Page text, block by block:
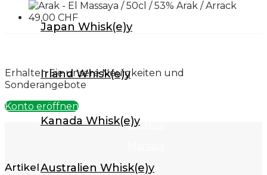
Madeira
Ouzo
Japan Whisk(e)y
Irland Whisk(e)y
Kanada Whisk(e)y
Australien Whisk(e)y
Erhalten Sie unsere Neuigkeiten und
Sonderangebote
Konto eröffnen
Artikel